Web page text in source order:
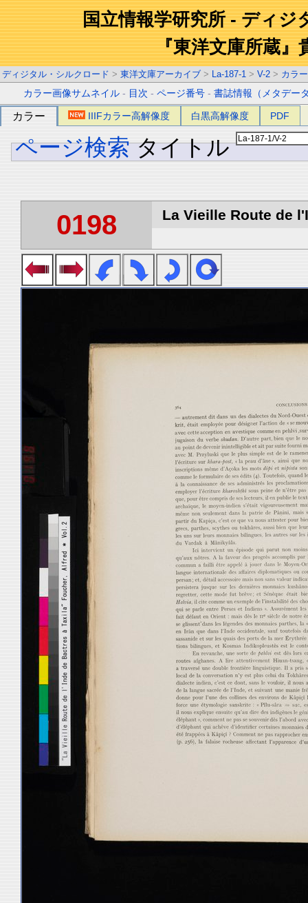
国立情報学研究所 - ディジ
『東洋文庫所蔵』
ディジタル・シルクロード > 東洋文庫アーカイブ > La-187-1 > V-2 > カラ
カラー画像サムネイル - 目次 -ページ番号 -書誌情報（メタデー
カラー IIIFカラー高解像度 白黒高解像度 PDF
ページ検索 タイトル
0198 La Vieille Route de